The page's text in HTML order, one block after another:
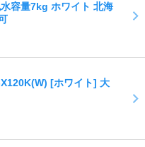
容量7kg ホワイト 北海
[ホワイト] 大